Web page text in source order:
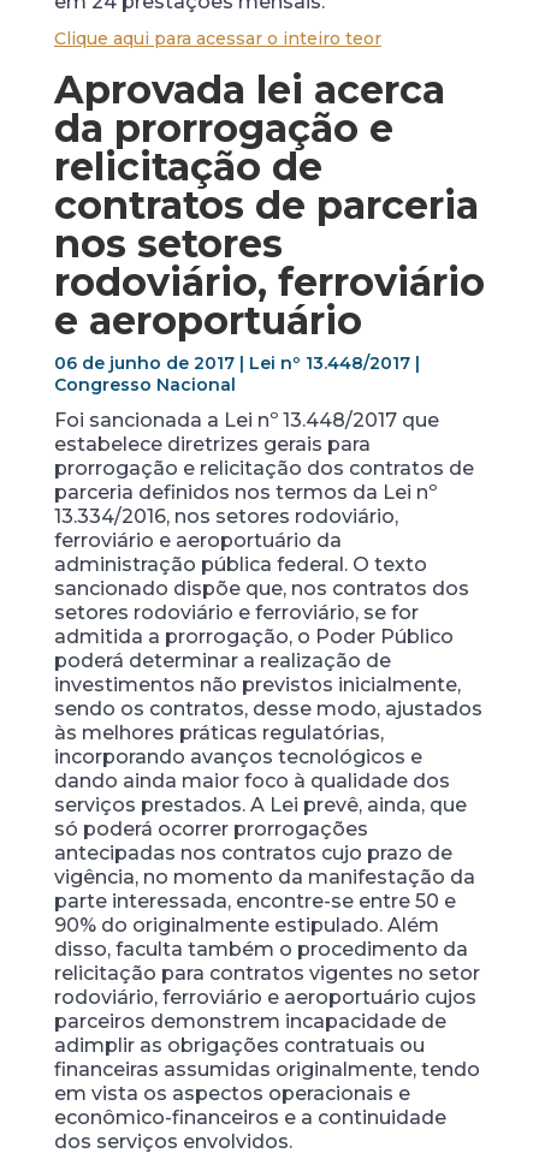
Clique aqui para acessar o inteiro teor
Aprovada lei acerca
da prorrogação e
relicitação de
contratos de parceria
nos setores
rodoviário, ferroviário
e aeroportuário
06 de junho de 2017 | Lei nº 13.448/2017 |
Congresso Nacional
Foi sancionada a Lei nº 13.448/2017 que
estabelece diretrizes gerais para
prorrogação e relicitação dos contratos de
parceria definidos nos termos da Lei nº
13.334/2016, nos setores rodoviário,
ferroviário e aeroportuário da
administração pública federal. O texto
sancionado dispõe que, nos contratos dos
setores rodoviário e ferroviário, se for
admitida a prorrogação, o Poder Público
poderá determinar a realização de
investimentos não previstos inicialmente,
sendo os contratos, desse modo, ajustados
às melhores práticas regulatórias,
incorporando avanços tecnológicos e
dando ainda maior foco à qualidade dos
serviços prestados. A Lei prevê, ainda, que
só poderá ocorrer prorrogações
antecipadas nos contratos cujo prazo de
vigência, no momento da manifestação da
parte interessada, encontre-se entre 50 e
90% do originalmente estipulado. Além
disso, faculta também o procedimento da
relicitação para contratos vigentes no setor
rodoviário, ferroviário e aeroportuário cujos
parceiros demonstrem incapacidade de
adimplir as obrigações contratuais ou
financeiras assumidas originalmente, tendo
em vista os aspectos operacionais e
econômico-financeiros e a continuidade
dos serviços envolvidos.